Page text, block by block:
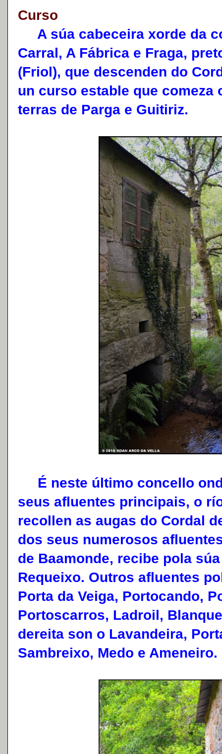
Curso
A súa cabeceira xorde da
Carral, A Fábrica e Fraga,
(Friol), que descenden do
un curso estable que comeza
terras de Parga e Guitiriz.
É neste último concello
seus afluentes principais, o
recollen as augas do Cordal
dos seus numerosos
de Baamonde, recibe pola
Requeixo. Outros afluentes
Porta da Veiga, Portocando,
Portoscarros, Ladroil,
dereita son o Lavandeira,
Sambreixo, Medo e Ameneiro.